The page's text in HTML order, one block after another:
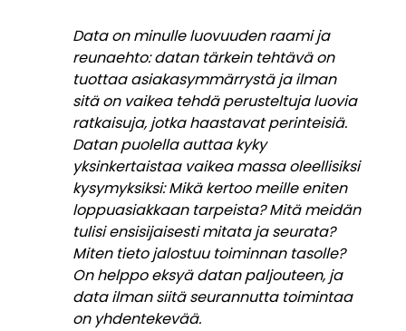
Data on minulle luovuuden raami ja
reunaehto: datan tärkein tehtävä on
tuottaa asiakasymmärrystä ja ilman
sitä on vaikea tehdä perusteltuja luovia
ratkaisuja, jotka haastavat perinteisiä.
Datan puolella auttaa kyky
yksinkertaistaa vaikea massa oleellisiksi
kysymyksiksi: Mikä kertoo meille eniten
loppuasiakkaan tarpeista? Mitä meidän
tulisi ensisijaisesti mitata ja seurata?
Miten tieto jalostuu toiminnan tasolle?
On helppo eksyä datan paljouteen, ja
data ilman siitä seurannutta toimintaa
on yhdentekevää.